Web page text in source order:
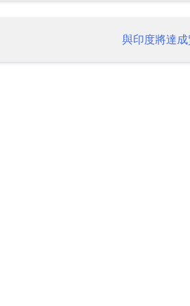
與印度將達